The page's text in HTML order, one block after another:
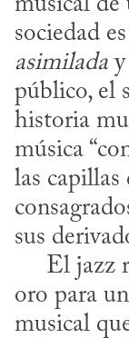
musical de
sociedad
asimilada y
público, el
historia
música
las capillas
sus
oro para
musical